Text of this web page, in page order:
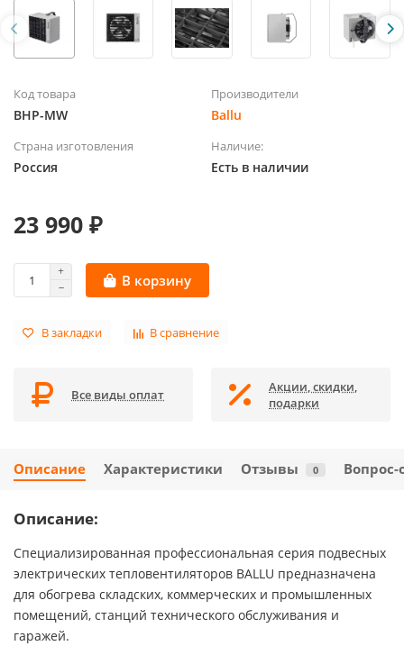
Код товара
BHP-MW
Производители
Ballu
Страна изготовления
Россия
Наличие:
Есть в наличии
23 990 ₽
В корзину
В закладки В сравнение
Все виды оплат
Акции, скидки,
подарки
Описание Характеристики Отзывы 0 Вопрос-
Описание:
Специализированная профессиональная серия подвесных
электрических тепловентиляторов BALLU предназначена
для обогрева складских, коммерческих и промышленных
помещений, станций технического обслуживания и
гаражей.